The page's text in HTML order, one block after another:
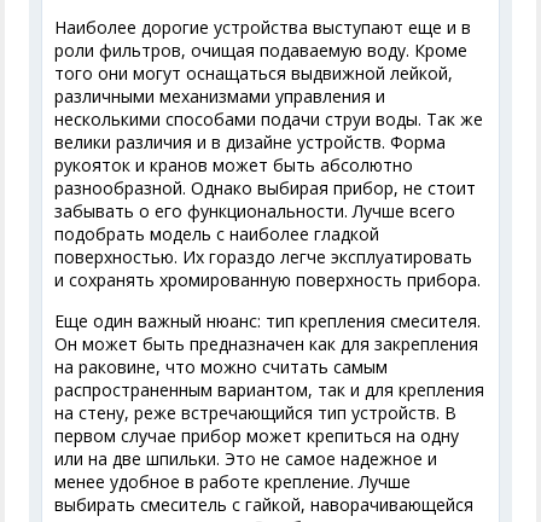
Наиболее дорогие устройства выступают еще и в
роли фильтров, очищая подаваемую воду. Кроме
того они могут оснащаться выдвижной лейкой,
различными механизмами управления и
несколькими способами подачи струи воды. Так же
велики различия и в дизайне устройств. Форма
рукояток и кранов может быть абсолютно
разнообразной. Однако выбирая прибор, не стоит
забывать о его функциональности. Лучше всего
подобрать модель с наиболее гладкой
поверхностью. Их гораздо легче эксплуатировать
и сохранять хромированную поверхность прибора.
Еще один важный нюанс: тип крепления смесителя.
Он может быть предназначен как для закрепления
на раковине, что можно считать самым
распространенным вариантом, так и для крепления
на стену, реже встречающийся тип устройств. В
первом случае прибор может крепиться на одну
или на две шпильки. Это не самое надежное и
менее удобное в работе крепление. Лучше
выбирать смеситель с гайкой, наворачивающейся